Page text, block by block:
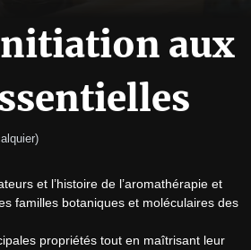
aux
)
et l’histoire de l’aromathérapie et
familles botaniques et moléculaires des
propriétés tout en maîtrisant leur